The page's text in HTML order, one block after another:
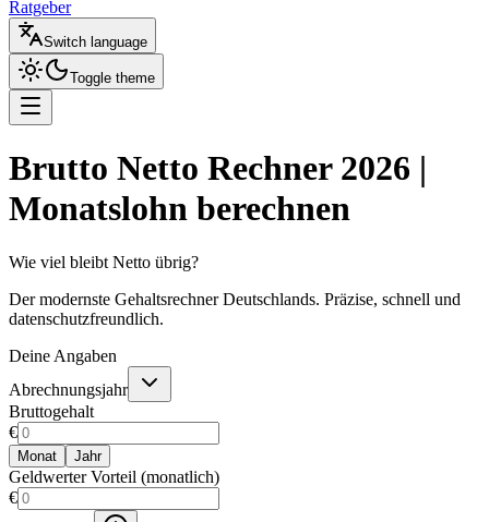
Ratgeber
Switch language
Toggle theme
Brutto Netto Rechner 2026 |
Monatslohn berechnen
Wie viel bleibt Netto übrig?
Der modernste Gehaltsrechner Deutschlands. Präzise, schnell und
datenschutzfreundlich.
Deine Angaben
Abrechnungsjahr
Bruttogehalt
€
Monat Jahr
Geldwerter Vorteil (monatlich)
€